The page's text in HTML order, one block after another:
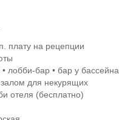
плату на рецепции
лобби-бар • бар у бассейна
залом для некурящих
отеля (бесплатно)